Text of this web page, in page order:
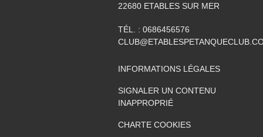
22680 ETABLES SUR MER
TÉL. : 0686456576
INFORMATIONS LÉGALES
SIGNALER UN CONTENU
INAPPROPRIÉ
CHARTE COOKIES